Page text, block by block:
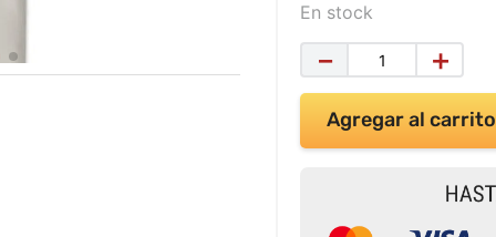
En stock
＋
－
Agregar al carrito